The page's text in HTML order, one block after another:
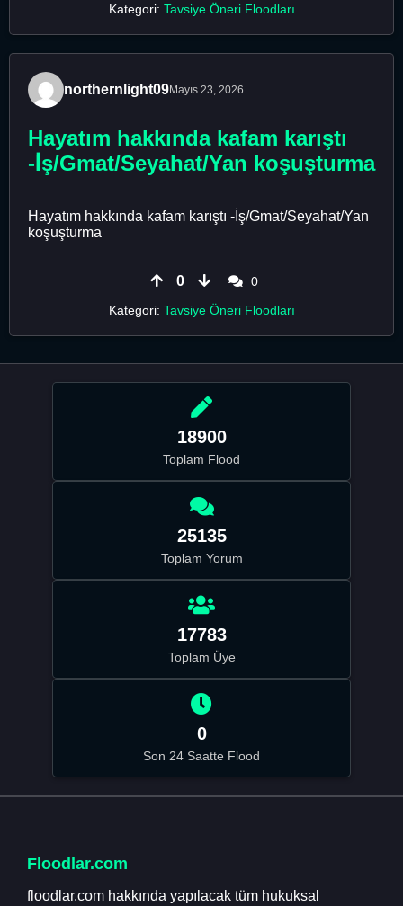
Kategori: Tavsiye Öneri Floodları
northernlight09Mayıs 23, 2026
Hayatım hakkında kafam karıştı
-İş/Gmat/Seyahat/Yan koşuşturma
Hayatım hakkında kafam karıştı -İş/Gmat/Seyahat/Yan
koşuşturma
0
0
Kategori: Tavsiye Öneri Floodları
18900
Toplam Flood
25135
Toplam Yorum
17783
Toplam Üye
0
Son 24 Saatte Flood
Floodlar.com
floodlar.com hakkında yapılacak tüm hukuksal